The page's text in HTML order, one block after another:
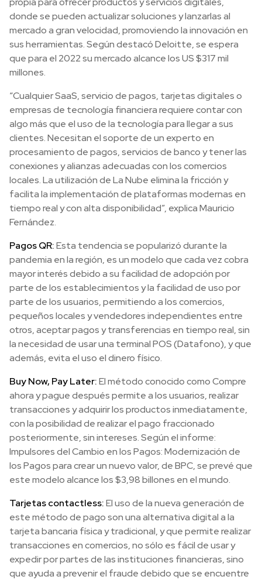
donde se pueden actualizar soluciones y lanzarlas al
mercado a gran velocidad, promoviendo la innovación en
sus herramientas. Según destacó Deloitte, se espera
que para el 2022 su mercado alcance los US $317 mil
millones.
“Cualquier SaaS, servicio de pagos, tarjetas digitales o
empresas de tecnología financiera requiere contar con
algo más que el uso de la tecnología para llegar a sus
clientes. Necesitan el soporte de un experto en
procesamiento de pagos, servicios de banco y tener las
conexiones y alianzas adecuadas con los comercios
locales. La utilización de La Nube elimina la fricción y
facilita la implementación de plataformas modernas en
tiempo real y con alta disponibilidad”, explica Mauricio
Fernández.
Pagos QR:Esta tendencia se popularizó durante la
pandemia en la región, es un modelo que cada vez cobra
mayor interés debido a su facilidad de adopción por
parte de los establecimientos y la facilidad de uso por
parte de los usuarios, permitiendo a los comercios,
pequeños locales y vendedores independientes entre
otros, aceptar pagos y transferencias en tiempo real, sin
la necesidad de usar una terminal POS (Datafono), y que
además, evita el uso el dinero físico.
Buy Now, Pay Later:El método conocido como Compre
ahora y pague después permite a los usuarios, realizar
transacciones y adquirir los productos inmediatamente,
con la posibilidad de realizar el pago fraccionado
posteriormente, sin intereses. Según el informe:
Impulsores del Cambio en los Pagos: Modernización de
los Pagos para crear un nuevo valor, de BPC, se prevé que
este modelo alcance los $3,98 billones en el mundo.
Tarjetas contactless:El uso de la nueva generación de
este método de pago son una alternativa digital a la
tarjeta bancaria física y tradicional, y que permite realizar
transacciones en comercios, no sólo es fácil de usar y
expedir por partes de las instituciones financieras, sino
que ayuda a prevenir el fraude debido que se encuentre